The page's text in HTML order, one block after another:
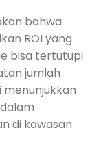
bahwa
ROI yang
bisa tertutupi
jumlah
menunjukkan
di kawasan